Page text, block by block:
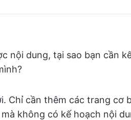
nội dung, tại sao bạn cần
Chỉ cần thêm các trang cơ
không có kế hoạch nội